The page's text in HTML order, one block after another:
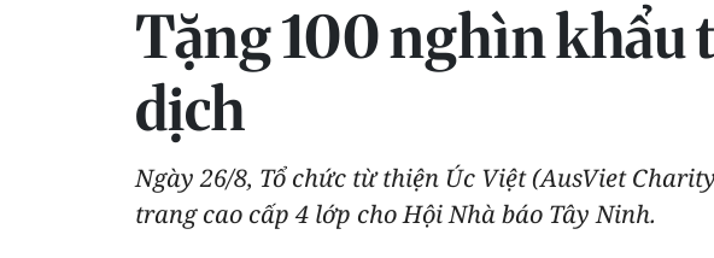
Tặng 100 nghìn khẩu
dịch
Ngày 26/8, Tổ chức từ thiện Úc Việt (AusViet
trang cao cấp 4 lớp cho Hội Nhà báo Tây Ninh.